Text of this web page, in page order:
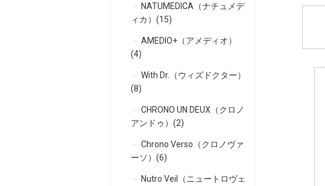
NATUMEDICA（ナチュメデ
ィカ）(15)
AMEDIO+（アメディオ）
(4)
With Dr.（ウィズドクター）
(8)
CHRONO UN DEUX（クロノ
アンドゥ）(2)
Chrono Verso（クロノヴァ
ーソ）(6)
Nutro Veil（ニュートロヴェ